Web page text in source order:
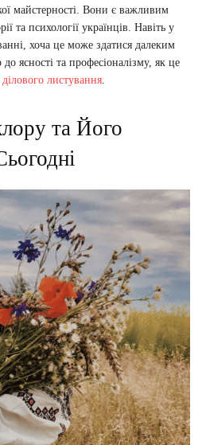
майстерності. Вони є важливим
та психології українців. Навіть у
хоча це може здатися далеким
ясності та професіоналізму, як це
ділового листування.
та Його